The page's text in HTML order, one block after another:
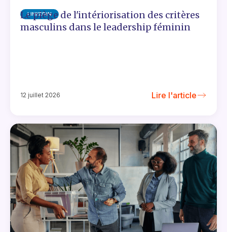
LINKEDIN
Le piège de l'intériorisation des critères
masculins dans le leadership féminin
12 juillet 2026 Lire l'article